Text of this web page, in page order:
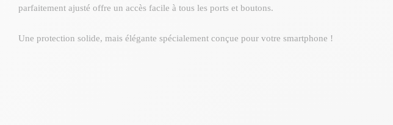
parfaitement ajusté offre un accès facile à tous les ports et boutons.
Une protection solide, mais élégante spécialement conçue pour votre smartphone !